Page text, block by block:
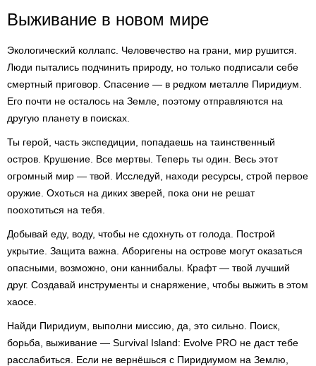
Выживание в новом мире
Экологический коллапс. Человечество на грани, мир рушится.
Люди пытались подчинить природу, но только подписали себе
смертный приговор. Спасение — в редком металле Пиридиум.
Его почти не осталось на Земле, поэтому отправляются на
другую планету в поисках.
Ты герой, часть экспедиции, попадаешь на таинственный
остров. Крушение. Все мертвы. Теперь ты один. Весь этот
огромный мир — твой. Исследуй, находи ресурсы, строй первое
оружие. Охоться на диких зверей, пока они не решат
поохотиться на тебя.
Добывай еду, воду, чтобы не сдохнуть от голода. Построй
укрытие. Защита важна. Аборигены на острове могут оказаться
опасными, возможно, они каннибалы. Крафт — твой лучший
друг. Создавай инструменты и снаряжение, чтобы выжить в этом
хаосе.
Найди Пиридиум, выполни миссию, да, это сильно. Поиск,
борьба, выживание — Survival Island: Evolve PRO не даст тебе
расслабиться. Если не вернёшься с Пиридиумом на Землю,